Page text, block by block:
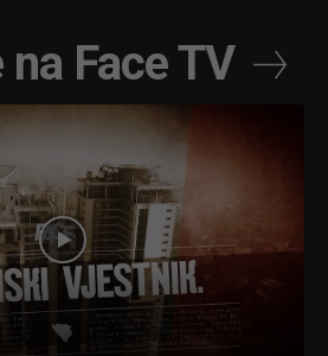
Face TV